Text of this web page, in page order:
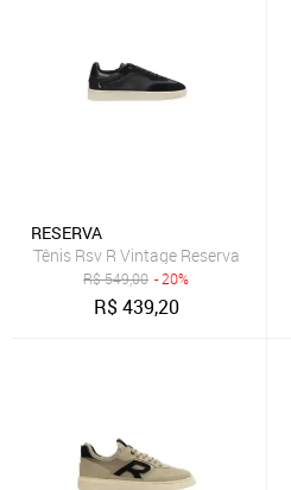
RESERVA
Tênis Rsv R Vintage Reserva
R$549,00 - 20%
R$439,20